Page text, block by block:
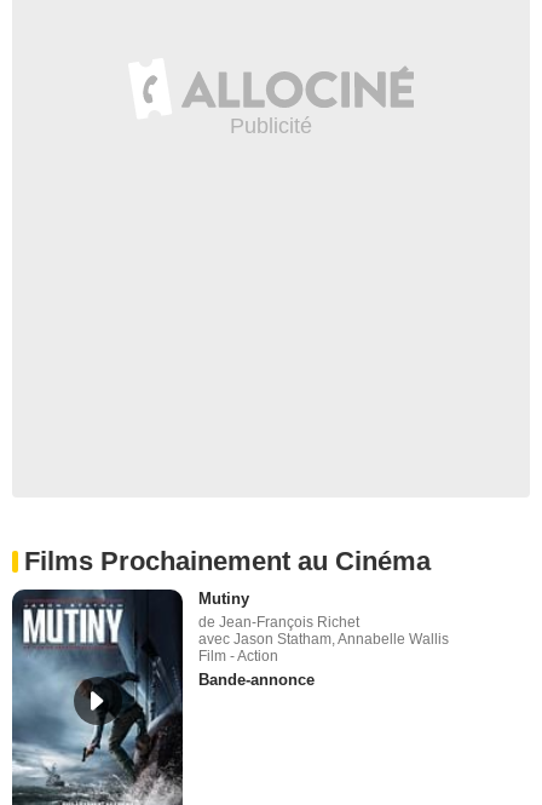
Films Prochainement au Cinéma
Mutiny
de Jean-François Richet
avec Jason Statham, Annabelle Wallis
Film - Action
Bande-annonce